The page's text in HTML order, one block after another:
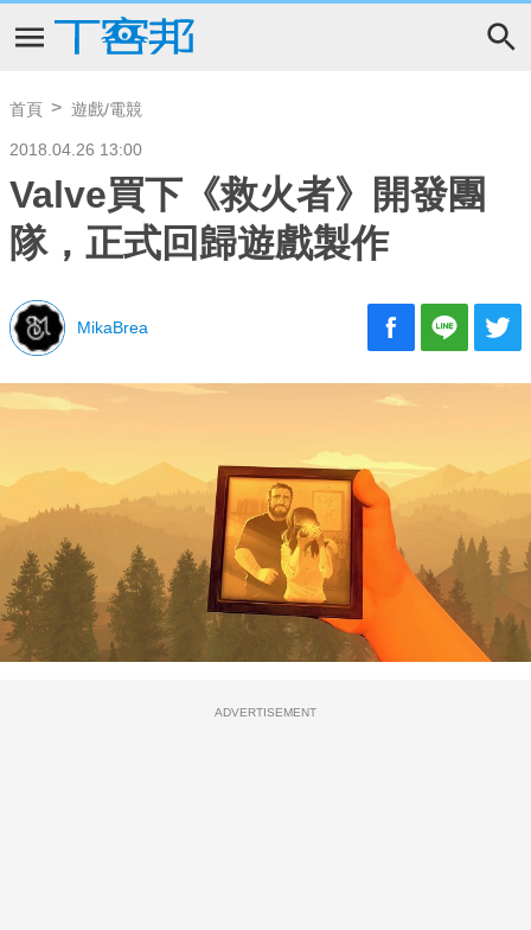
首頁 遊戲/電競
2018.04.26 13:00
Valve買下《救火者》開發團
隊，正式回歸遊戲製作
MikaBrea
ADVERTISEMENT